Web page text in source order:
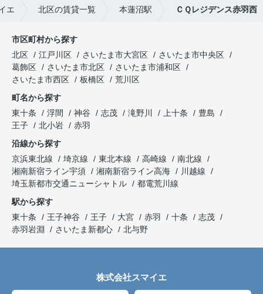
エ 北区の賃貸一覧 本蓮沼駅 ＣＱレジデンス赤羽西
市区町村から探す
北区
江戸川区 さいたま市大宮区
さいたま市中央区
葛飾区
さいたま市北区
さいたま市浦和区
さいたま市西区
板橋区
荒川区
町名から探す
東十条
浮間 神谷 志茂 滝野川 上十条
豊島
王子
北小岩
赤羽
沿線から探す
京浜東北線
埼京線 東北本線 高崎線
南北線
湘南新宿ライン宇須
湘南新宿ライン高海
川越線
埼玉新都市交通ニューシャトル
都電荒川線
駅から探す
東十条
王子神谷 王子 大宮 赤羽 十条
志茂
赤羽岩淵
さいたま新都心 北与野
株式会社スマイエ